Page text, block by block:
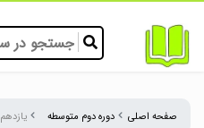
صفحه اصلی دوره دوم متوسطه یازدهم